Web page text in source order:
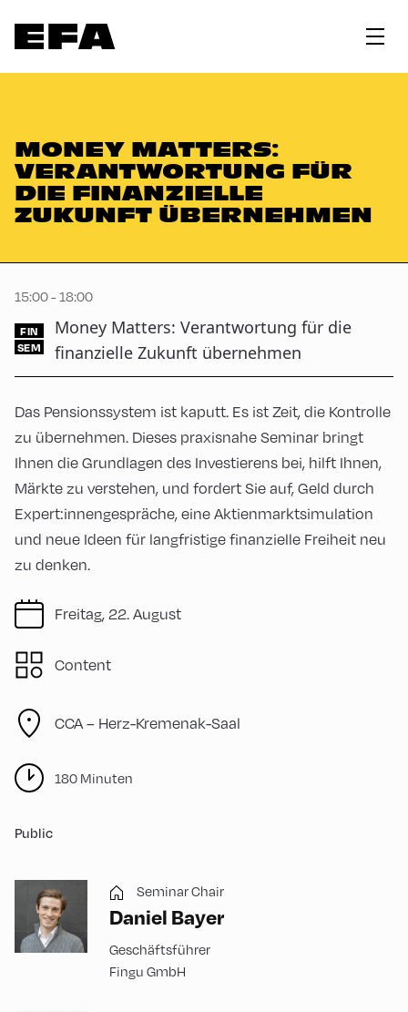
MONEY MATTERS:
VERANTWORTUNG FÜR
DIE FINANZIELLE
ZUKUNFT ÜBERNEHMEN
15:00 - 18:00
FIN
SEM
Money Matters: Verantwortung für die
finanzielle Zukunft übernehmen
Freitag, 22. August
Content
CCA – Herz-Kremenak-Saal
180 Minuten
Public
Das Pensionssystem ist kaputt. Es ist Zeit, die Kontrolle
zu übernehmen. Dieses praxisnahe Seminar bringt
Ihnen die Grundlagen des Investierens bei, hilft Ihnen,
Märkte zu verstehen, und fordert Sie auf, Geld durch
Expert:innengespräche, eine Aktienmarktsimulation
und neue Ideen für langfristige finanzielle Freiheit neu
zu denken.
Seminar Chair
Daniel Bayer
Geschäftsführer
Fingu GmbH